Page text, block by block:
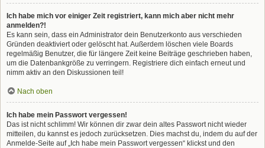
Ich habe mich vor einiger Zeit registriert, kann mich aber nicht mehr
anmelden?!
Es kann sein, dass ein Administrator dein Benutzerkonto aus verschieden
Gründen deaktiviert oder gelöscht hat. Außerdem löschen viele Boards
regelmäßig Benutzer, die für längere Zeit keine Beiträge geschrieben haben,
um die Datenbankgröße zu verringern. Registriere dich einfach erneut und
nimm aktiv an den Diskussionen teil!
Nach oben
Ich habe mein Passwort vergessen!
Das ist nicht schlimm! Wir können dir zwar dein altes Passwort nicht wieder
mitteilen, du kannst es jedoch zurücksetzen. Dies machst du, indem du auf der
Anmelde-Seite auf „Ich habe mein Passwort vergessen“ klickst und den